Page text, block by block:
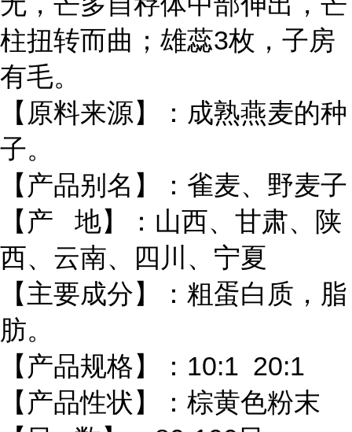
柱扭转而曲；雄蕊3枚，子房
有毛。
【原料来源】：成熟燕麦的种
子。
【产品别名】：雀麦、野麦子
【产 地】：山西、甘肃、陕
西、云南、四川、宁夏
【主要成分】：粗蛋白质，脂
肪。
【产品规格】：10:1 20:1
【产品性状】：棕黄色粉末